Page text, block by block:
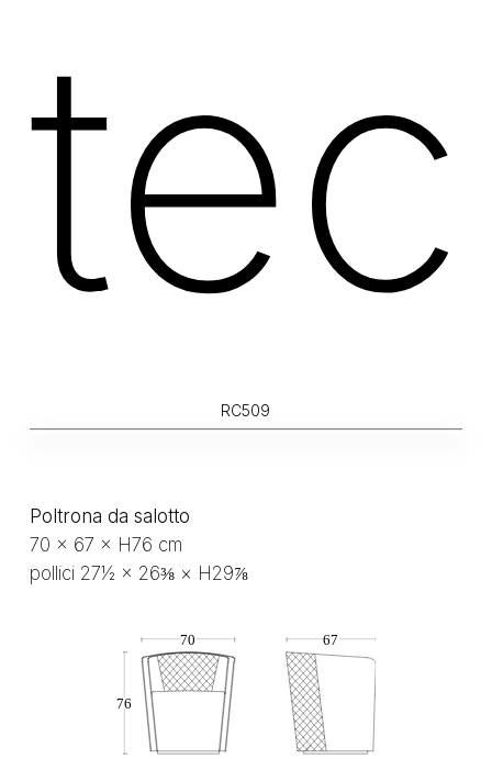
RC509
Poltrona da salotto
70 × 67 × H76 cm
pollici 27½ × 26⅜ × H29⅞